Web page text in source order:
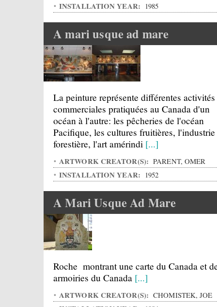
INSTALLATION YEAR: 1985
A mari usque ad mare
La peinture représente différentes activités
commerciales pratiquées au Canada d'un
océan à l'autre: les pêcheries de l'océan
Pacifique, les cultures fruitières, l'industrie
forestière, l'art amérindi [...]
ARTWORK CREATOR(S): PARENT, OMER
INSTALLATION YEAR: 1952
A Mari Usque Ad Mare
Roche montrant une carte du Canada et
armoiries du Canada [...]
ARTWORK CREATOR(S): CHOMISTEK, JOE